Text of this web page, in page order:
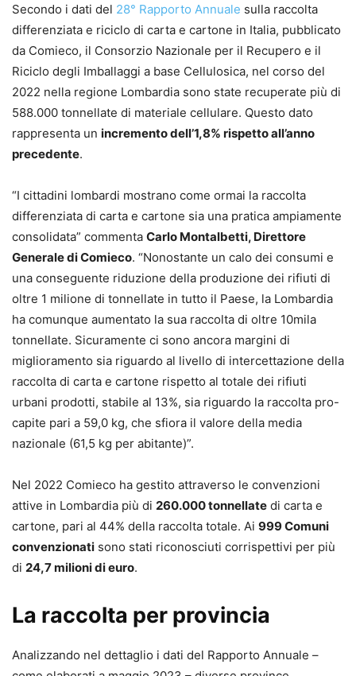
Secondo i dati del 28° Rapporto Annuale sulla raccolta
differenziata e riciclo di carta e cartone in Italia, pubblicato
da Comieco, il Consorzio Nazionale per il Recupero e il
Riciclo degli Imballaggi a base Cellulosica, nel corso del
2022 nella regione Lombardia sono state recuperate più di
588.000 tonnellate di materiale cellulare. Questo dato
rappresenta un incremento dell’1,8% rispetto all’anno
precedente.
“I cittadini lombardi mostrano come ormai la raccolta
differenziata di carta e cartone sia una pratica ampiamente
consolidata” commenta Carlo Montalbetti, Direttore
Generale di Comieco. “Nonostante un calo dei consumi e
una conseguente riduzione della produzione dei rifiuti di
oltre 1 milione di tonnellate in tutto il Paese, la Lombardia
ha comunque aumentato la sua raccolta di oltre 10mila
tonnellate. Sicuramente ci sono ancora margini di
miglioramento sia riguardo al livello di intercettazione della
raccolta di carta e cartone rispetto al totale dei rifiuti
urbani prodotti, stabile al 13%, sia riguardo la raccolta pro-
capite pari a 59,0 kg, che sfiora il valore della media
nazionale (61,5 kg per abitante)”.
Nel 2022 Comieco ha gestito attraverso le convenzioni
attive in Lombardia più di 260.000 tonnellate di carta e
cartone, pari al 44% della raccolta totale. Ai 999 Comuni
convenzionati sono stati riconosciuti corrispettivi per più
di 24,7 milioni di euro.
La raccolta per provincia
Analizzando nel dettaglio i dati del Rapporto Annuale –